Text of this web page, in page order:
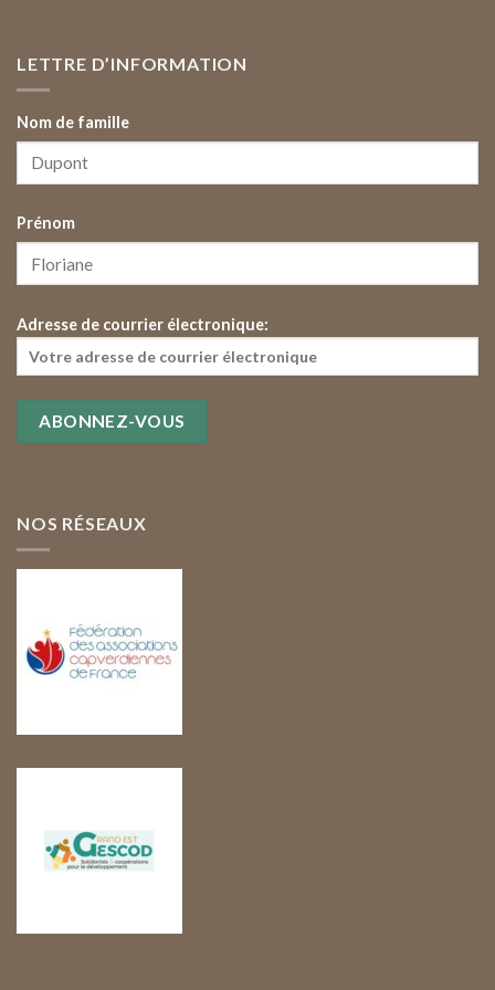
LETTRE D’INFORMATION
Nom de famille
Prénom
Adresse de courrier électronique:
NOS RÉSEAUX